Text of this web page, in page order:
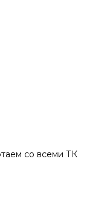
со всеми ТК